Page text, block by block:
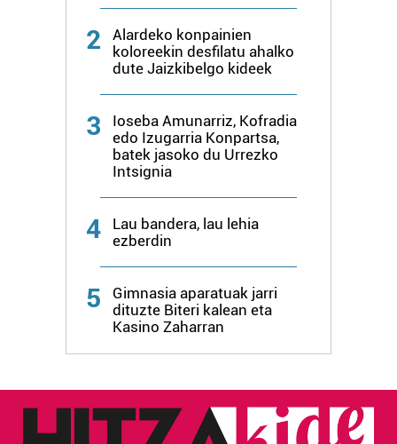
2
Alardeko konpainien
koloreekin desfilatu ahalko
dute Jaizkibelgo kideek
3
Ioseba Amunarriz, Kofradia
edo Izugarria Konpartsa,
batek jasoko du Urrezko
Intsignia
4
Lau bandera, lau lehia
ezberdin
5
Gimnasia aparatuak jarri
dituzte Biteri kalean eta
Kasino Zaharran